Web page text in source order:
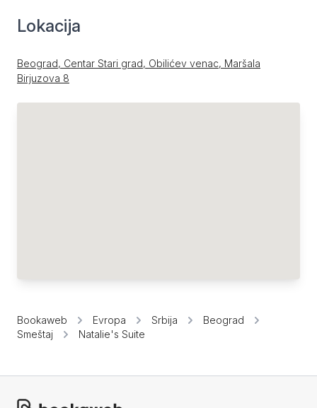
Lokacija
Beograd, Centar Stari grad, Obilićev venac, Maršala
Birjuzova 8
Bookaweb Evropa Srbija
Beograd
Smeštaj
Natalie's Suite